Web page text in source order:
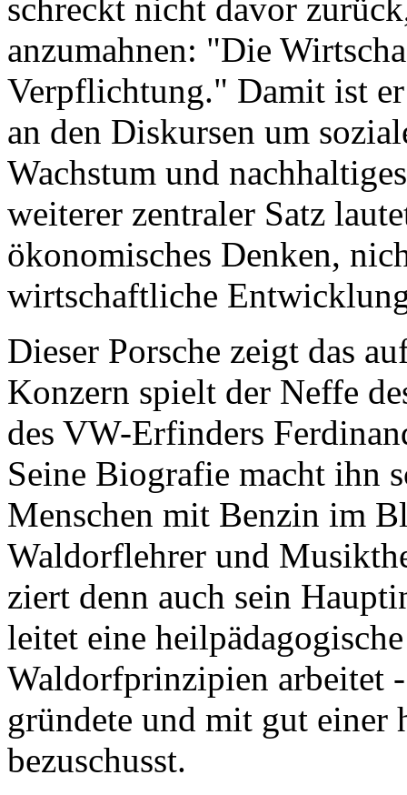
schreckt nicht davor
anzumahnen: "Die
Verpflichtung." Damit ist
an den Diskursen um
Wachstum und
weiterer zentraler Satz
ökonomisches Denken,
wirtschaftliche
Dieser Porsche zeigt das
Konzern spielt der Neffe
des VW-Erfinders
Seine Biografie macht ihn
Menschen mit Benzin im
Waldorflehrer und
ziert denn auch sein
leitet eine
Waldorfprinzipien arbeitet
gründete und mit gut
bezuschusst.